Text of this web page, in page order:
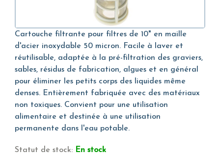
Cartouche filtrante pour filtres de 10" en maille
d'acier inoxydable 50 micron. Facile à laver et
réutilisable, adaptée à la pré-filtration des graviers,
sables, résidus de fabrication, algues et en général
pour éliminer les petits corps des liquides même
denses. Entièrement fabriquée avec des matériaux
non toxiques. Convient pour une utilisation
alimentaire et destinée à une utilisation
permanente dans l'eau potable.
Statut de stock: En stock